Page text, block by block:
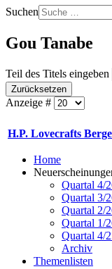
Suchen
Gou Tanabe
Teil des Titels eingeben
Zurücksetzen
Anzeige #
H.P. Lovecrafts
Home
Quartal 4/
Quartal 3/
Quartal 2/
Quartal 1/
Quartal 4/
Archiv
Themenlisten